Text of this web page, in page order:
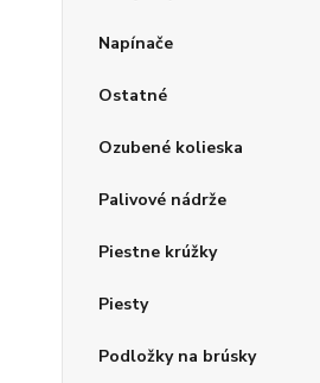
Napínače
Ostatné
Ozubené kolieska
Palivové nádrže
Piestne krúžky
Piesty
Podložky na brúsky